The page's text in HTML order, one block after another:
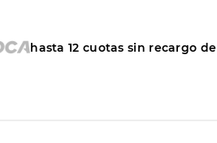
hasta12 cuotas sin recargo de